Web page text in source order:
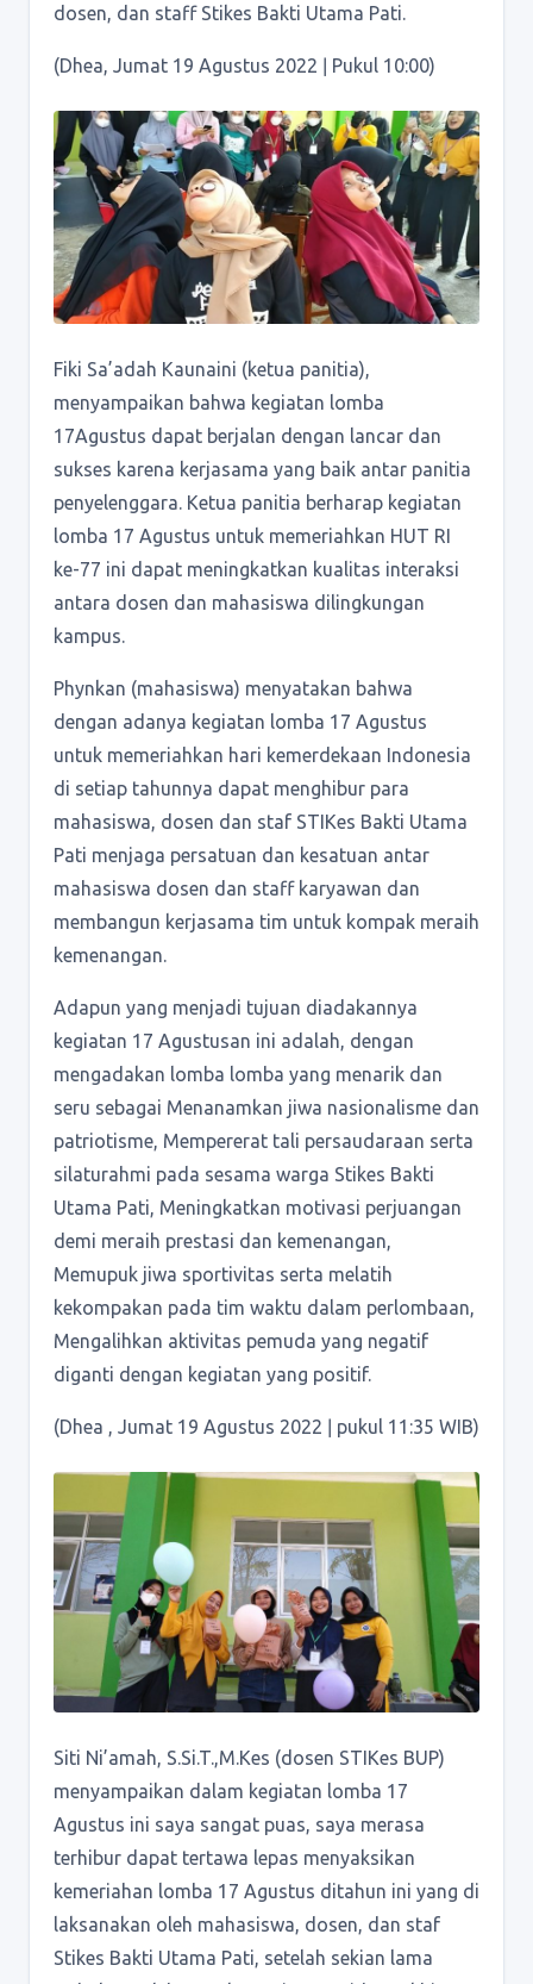
dosen, dan staff Stikes Bakti Utama Pati.
(Dhea, Jumat 19 Agustus 2022 ǀ Pukul 10:00)
Fiki Sa’adah Kaunaini (ketua panitia),
menyampaikan bahwa kegiatan lomba
17Agustus dapat berjalan dengan lancar dan
sukses karena kerjasama yang baik antar panitia
penyelenggara. Ketua panitia berharap kegiatan
lomba 17 Agustus untuk memeriahkan HUT RI
ke-77 ini dapat meningkatkan kualitas interaksi
antara dosen dan mahasiswa dilingkungan
kampus.
Phynkan (mahasiswa) menyatakan bahwa
dengan adanya kegiatan lomba 17 Agustus
untuk memeriahkan hari kemerdekaan Indonesia
di setiap tahunnya dapat menghibur para
mahasiswa, dosen dan staf STIKes Bakti Utama
Pati menjaga persatuan dan kesatuan antar
mahasiswa dosen dan staff karyawan dan
membangun kerjasama tim untuk kompak meraih
kemenangan.
Adapun yang menjadi tujuan diadakannya
kegiatan 17 Agustusan ini adalah, dengan
mengadakan lomba lomba yang menarik dan
seru sebagai Menanamkan jiwa nasionalisme dan
patriotisme, Mempererat tali persaudaraan serta
silaturahmi pada sesama warga Stikes Bakti
Utama Pati, Meningkatkan motivasi perjuangan
demi meraih prestasi dan kemenangan,
Memupuk jiwa sportivitas serta melatih
kekompakan pada tim waktu dalam perlombaan,
Mengalihkan aktivitas pemuda yang negatif
diganti dengan kegiatan yang positif.
(Dhea , Jumat 19 Agustus 2022 ǀ pukul 11:35 WIB)
Siti Ni’amah, S.Si.T.,M.Kes (dosen STIKes BUP)
menyampaikan dalam kegiatan lomba 17
Agustus ini saya sangat puas, saya merasa
terhibur dapat tertawa lepas menyaksikan
kemeriahan lomba 17 Agustus ditahun ini yang di
laksanakan oleh mahasiswa, dosen, dan staf
Stikes Bakti Utama Pati, setelah sekian lama